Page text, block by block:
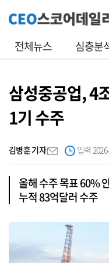
전체뉴스 심층분
삼성중공업, 4
1기 수주
김병훈 기자 입력
올해 수주 목표 60%
누적 83억달러 수주